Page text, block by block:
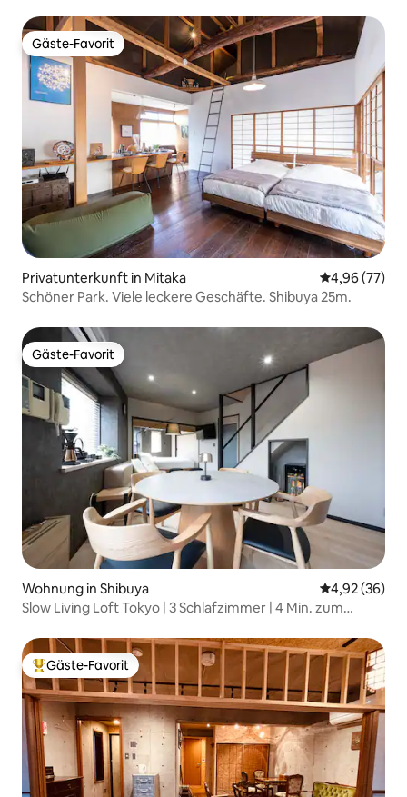
Gäste-Favorit
Gäste-Favorit
Privatunterkunft in Mitaka
4,96 (77)
Schöner Park. Viele leckere Geschäfte. Shibuya 25m.
Gäste-Favorit
Gäste-Favorit
Wohnung in Shibuya
4,92 (36)
Slow Living Loft Tokyo | 3 Schlafzimmer | 4 Min. zum
Beliebter Gäste-Favorit.
Gäste-Favorit